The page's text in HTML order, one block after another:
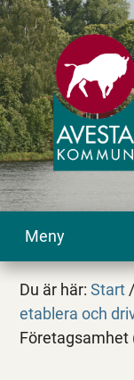
Meny
Du är här:Start /
etablera och
Företagsamhet